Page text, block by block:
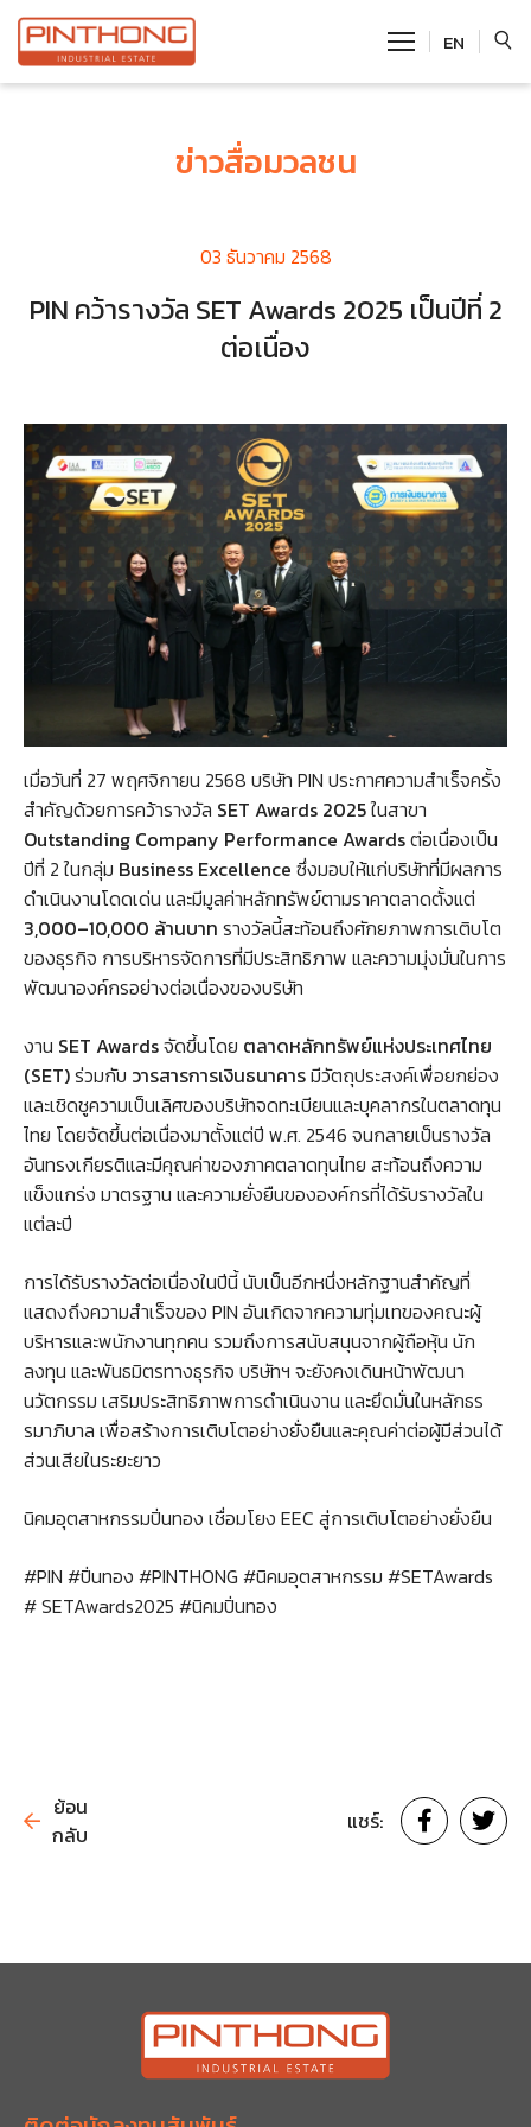
EN
SITE SEARCHข่าวสื่อมวลชน
03 ธันวาคม 2568
PIN คว้ารางวัล SET Awards 2025 เป็นปีที่ 2
ต่อเนื่อง
เมื่อวันที่ 27 พฤศจิกายน 2568 บริษัท PIN ประกาศความสำเร็จครั้ง
สำคัญด้วยการคว้ารางวัล SET Awards 2025ในสาขา
Outstanding Company Performance Awardsต่อเนื่องเป็น
ปีที่ 2 ในกลุ่ม Business Excellence ซึ่งมอบให้แก่บริษัทที่มีผลการ
ดำเนินงานโดดเด่น และมีมูลค่าหลักทรัพย์ตามราคาตลาดตั้งแต่
3,000–10,000 ล้านบาท รางวัลนี้สะท้อนถึงศักยภาพการเติบโต
ของธุรกิจ การบริหารจัดการที่มีประสิทธิภาพ และความมุ่งมั่นในการ
พัฒนาองค์กรอย่างต่อเนื่องของบริษัท
งาน SET Awardsจัดขึ้นโดย ตลาดหลักทรัพย์แห่งประเทศไทย
(SET)ร่วมกับ วารสารการเงินธนาคารมีวัตถุประสงค์เพื่อยกย่อง
และเชิดชูความเป็นเลิศของบริษัทจดทะเบียนและบุคลากรในตลาดทุน
ไทย โดยจัดขึ้นต่อเนื่องมาตั้งแต่ปี พ.ศ. 2546 จนกลายเป็นรางวัล
อันทรงเกียรติและมีคุณค่าของภาคตลาดทุนไทย สะท้อนถึงความ
แข็งแกร่ง มาตรฐาน และความยั่งยืนขององค์กรที่ได้รับรางวัลใน
แต่ละปี
การได้รับรางวัลต่อเนื่องในปีนี้ นับเป็นอีกหนึ่งหลักฐานสำคัญที่
แสดงถึงความสำเร็จของ PIN อันเกิดจากความทุ่มเทของคณะผู้
บริหารและพนักงานทุกคน รวมถึงการสนับสนุนจากผู้ถือหุ้น นัก
ลงทุน และพันธมิตรทางธุรกิจ บริษัทฯ จะยังคงเดินหน้าพัฒนา
นวัตกรรม เสริมประสิทธิภาพการดำเนินงาน และยึดมั่นในหลักธร
รมาภิบาล เพื่อสร้างการเติบโตอย่างยั่งยืนและคุณค่าต่อผู้มีส่วนได้
ส่วนเสียในระยะยาว
นิคมอุตสาหกรรมปิ่นทอง เชื่อมโยง EEC สู่การเติบโตอย่างยั่งยืน
#PIN #ปิ่นทอง #PINTHONG #นิคมอุตสาหกรรม #SETAwards
# SETAwards2025 #นิคมปิ่นทอง
ย้อน
กลับ
แชร์: